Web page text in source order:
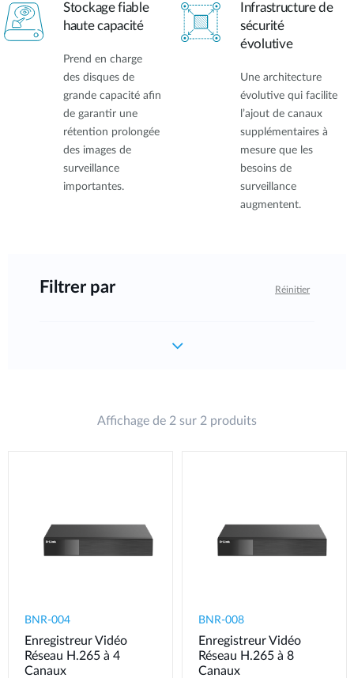
Stockage fiable
haute capacité
Prend en charge
des disques de
grande capacité afin
de garantir une
rétention prolongée
des images de
surveillance
importantes.
Infrastructure de
sécurité
évolutive
Une architecture
évolutive qui facilite
l’ajout de canaux
supplémentaires à
mesure que les
besoins de
surveillance
augmentent.
Filtrer par Réinitier
Affichage de 2 sur 2 produits
BNR-004
Enregistreur Vidéo
Réseau H.265 à 4
Canaux
BNR-008
Enregistreur Vidéo
Réseau H.265 à 8
Canaux